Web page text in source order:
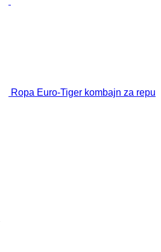
Ropa Euro-Tiger kombajn za repu